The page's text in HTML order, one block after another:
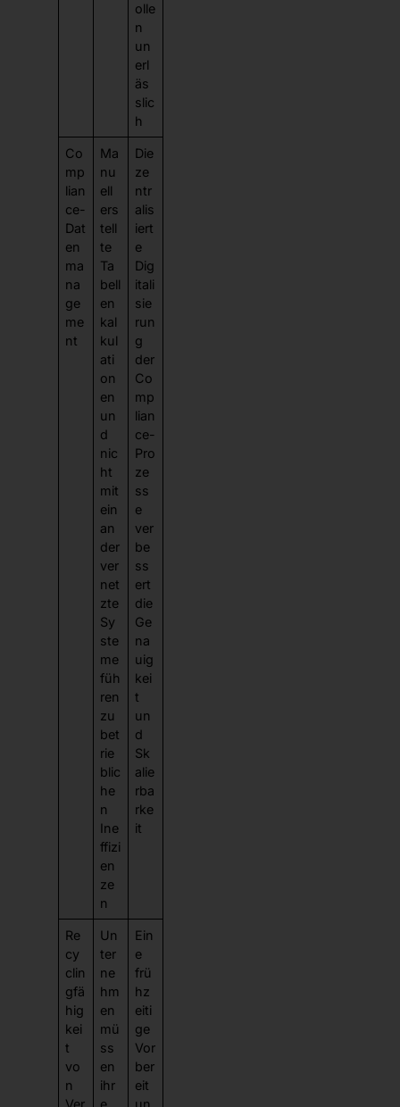
olle
n
un
erl
äs
slic
h
Co
mp
lian
ce-
Dat
en
ma
na
ge
me
nt
Ma
nu
ell
ers
tell
te
Ta
bell
en
kal
kul
ati
on
en
un
d
nic
ht
mit
ein
an
der
ver
net
zte
Sy
ste
me
füh
ren
zu
bet
rie
blic
he
n
Ine
ffizi
en
ze
n
Die
ze
ntr
alis
iert
e
Dig
itali
sie
run
g
der
Co
mp
lian
ce-
Pro
ze
ss
e
ver
be
ss
ert
die
Ge
na
uig
kei
t
un
d
Sk
alie
rba
rke
it
Re
cy
clin
gfä
hig
kei
t
vo
n
Un
ter
ne
hm
en
mü
ss
en
ihr
Ein
e
frü
hz
eiti
ge
Vor
ber
eit